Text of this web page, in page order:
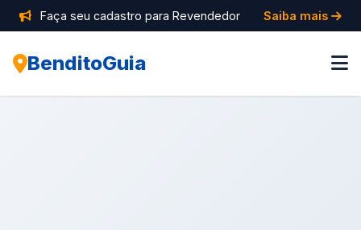
Faça seu cadastro para Revendedor Saiba mais
BenditoGuia